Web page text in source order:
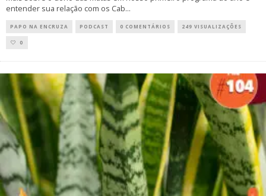
entender sua relação com os Cab...
PAPO NA ENCRUZA PODCAST 0 COMENTÁRIOS 249 VISUALIZAÇÕES
0